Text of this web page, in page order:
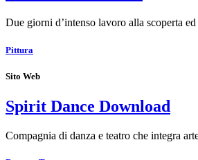
Due giorni d’intenso lavoro alla scoperta
Pittura
Sito Web
Spirit Dance Download
Compagnia di danza e teatro che integra